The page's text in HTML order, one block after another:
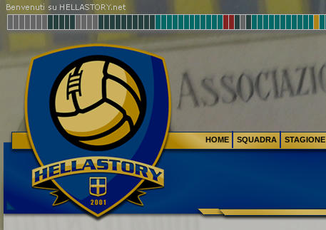
HOME SQUADRA STAGIONE